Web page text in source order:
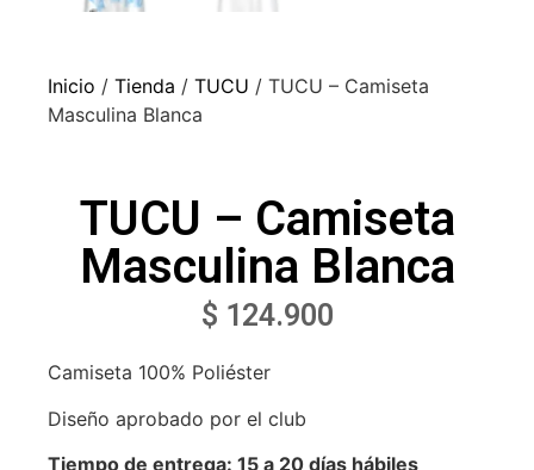
Inicio / Tienda / TUCU / TUCU – Camiseta
Masculina Blanca
TUCU – Camiseta
Masculina Blanca
$ 124.900
Camiseta 100% Poliéster
Diseño aprobado por el club
Tiempo de entrega: 15 a 20 días hábiles